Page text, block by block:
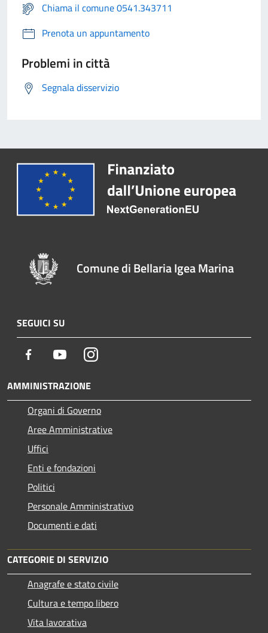
Chiama il comune 0541.343711
Prenota un appuntamento
Problemi in città
Segnala disservizio
Comune di Bellaria Igea Marina
SEGUICI SU
Facebook YoutubeInstagram
AMMINISTRAZIONE
Organi di Governo
Aree Amministrative
Uffici
Enti e fondazioni
Politici
Personale Amministrativo
Documenti e dati
CATEGORIE DI SERVIZIO
Anagrafe e stato civile
Cultura e tempo libero
Vita lavorativa